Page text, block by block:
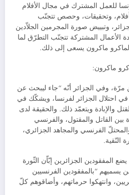
للعمل المشترك في مجال الأفلام
وتحقيقات، وحصص تتجنّب
وتبييض صورة المجرمين الجلاّدين
الأعمال المشتركة تتجنّب التطرّق لما
ماكرون يسعى إلى ذلك.
ماكرون:
مرّة، وفي الجزائر أنّه “جاء ليبحث عن
في احتلال الجزائر لفرنسا، ويشكّك في
سنة من القتل والإبادة ويتعمّد ذلك. والحقيقة لدى
القاتل والمقتول، والفرنسي
الفرنسي والمجاهد الجزائري،
النّقية.
المفقودين الجزائرين إبّاّن الثّورة
يسميهم “بالمفقودين الفرنسيين
وانتهكوا حرماتهم، وأضاقوهم كلّ